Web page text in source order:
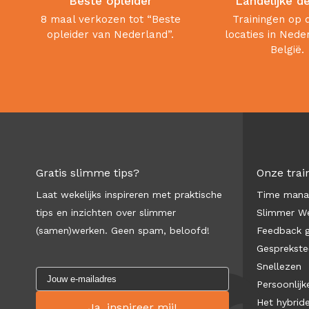
8 maal verkozen tot “Beste
opleider van Nederland”.
Trainingen op
locaties in
België.
Gratis slimme tips?
Laat wekelijks inspireren met praktische
tips en inzichten over slimmer
(samen)werken. Geen spam, beloofd!
Onze
Time
Slimmer
Feedback
Snellezen
Het